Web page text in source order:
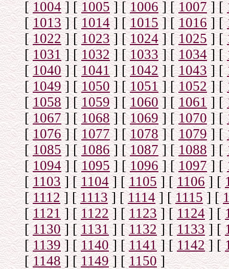
[1004] [1005] [1006] [1007] [
[1013] [1014] [1015] [1016] [
[1022] [1023] [1024] [1025] [
[1031] [1032] [1033] [1034] [
[1040] [1041] [1042] [1043] [
[1049] [1050] [1051] [1052] [
[1058] [1059] [1060] [1061] [
[1067] [1068] [1069] [1070] [
[1076] [1077] [1078] [1079] [
[ 1085] [1086] [1087] [1088] [
[1094] [1095] [1096] [1097] [
[1103] [1104] [1105] [1106] [
[1112] [1113] [1114] [1115] [
[1121] [1122] [1123] [1124] [
[1130] [1131] [1132] [1133] [
[1139] [1140] [1141] [1142] [
[1148] [1149] [1150]